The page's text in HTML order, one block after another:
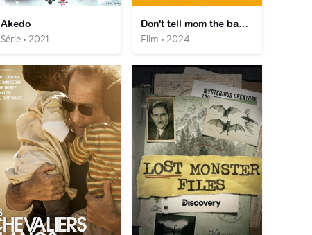
Akedo
Série • 2021
Don't tell mom the babysitter's dead
Film • 2024